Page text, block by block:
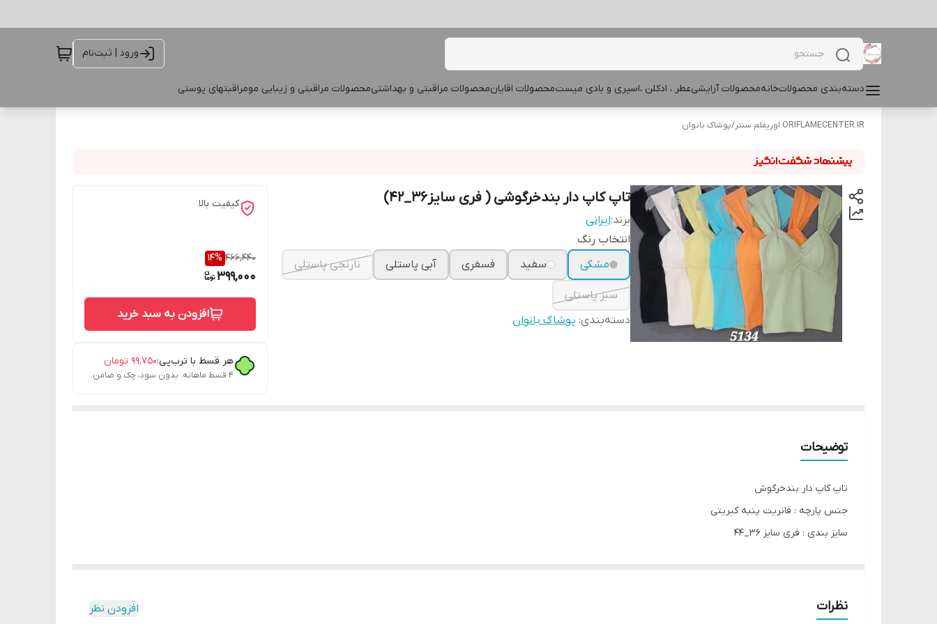
ورود | ثبت‌نام
دسته‌بندی محصولاتخانهمحصولات آرایشیعطر ، ادکلن ،اسپری و بادی میستمحصولات اقایانمحصولات مراقبتی و بهداشتیمحصولات مراقبتی و زیبایی مومراقبتهای پوستی
ORIFLAMECENTER.IR اوریفلم سنتر /پوشاک بانوان
تاپ کاپ دار بندخرگوشی ( فری سایز36_42)
برند:ایرانی
انتخاب رنگ
مشکی
سفید فسفری آبی پاستلی نارنجی پاستلی
سبز پاستلی
دسته‌بندی: پوشاک بانوان
کیفیت بالا
466,440
14%
399,000
افزودن به سبد خرید
هر قسط با ترب‌پی:۹۹٬۷۵۰ تومان
۴ قسط ماهانه. بدون سود، چک و ضامن.
توضیحات
تاپ کاپ دار بندخرگوش
جنس پارچه : فانریت پنبه کبریتی
سایز بندی : فری سایز 36_44
نظرات افزودن نظر